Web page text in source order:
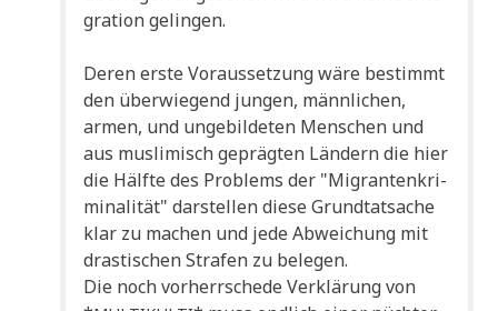
gra­ti­on gelingen.
Deren erste Vor­aus­set­zung wäre bestimmt
den über­wie­gend jun­gen, männ­li­chen,
armen, und unge­bil­de­ten Men­schen und
aus mus­li­misch gepräg­ten Län­dern die hier
die Hälf­te des Pro­blems der "Migran­ten­kri­
mi­na­li­tät" dar­stel­len die­se Grund­tat­sa­che
klar zu machen und jede Abwei­chung mit
dra­sti­schen Stra­fen zu belegen.
Die noch vor­herr­sche­de Ver­klä­rung von